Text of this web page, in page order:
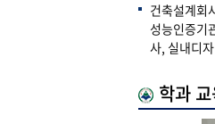
건축설계회
성능인증기
사, 실내디
학과